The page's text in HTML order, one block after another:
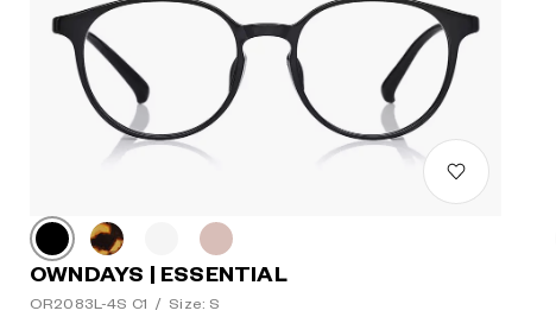
OWNDAYS | ESSENTIAL
OR2083L-4S C1 / Size: S